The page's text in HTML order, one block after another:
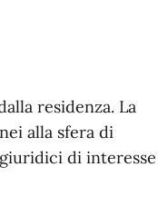
residenza. La
alla sfera di
di interesse